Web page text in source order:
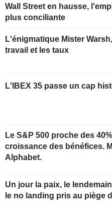
Wall Street en hausse,
plus conciliante
L'énigmatique Mister
travail et les taux
L'IBEX 35 passe un cap
Le S&P 500 proche des
croissance des bénéfices.
Alphabet.
Un jour la paix, le
le no landing pris au piège